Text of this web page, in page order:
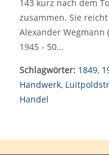
143 kurz nach dem
zusammen. Sie
Alexander Wegmann
1945 - 50…
Schlagwörter: 1849,
Handwerk,
Handel